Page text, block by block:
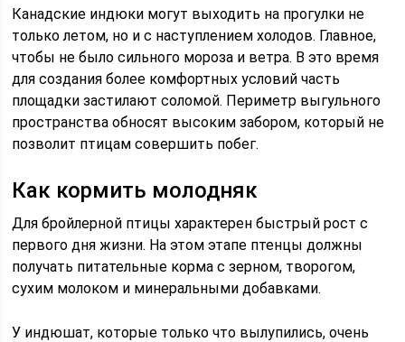
Канадские индюки могут выходить на прогулки не
только летом, но и с наступлением холодов. Главное,
чтобы не было сильного мороза и ветра. В это время
для создания более комфортных условий часть
площадки застилают соломой. Периметр выгульного
пространства обносят высоким забором, который не
позволит птицам совершить побег.
Как кормить молодняк
Для бройлерной птицы характерен быстрый рост с
первого дня жизни. На этом этапе птенцы должны
получать питательные корма с зерном, творогом,
сухим молоком и минеральными добавками.
У индюшат, которые только что вылупились, очень